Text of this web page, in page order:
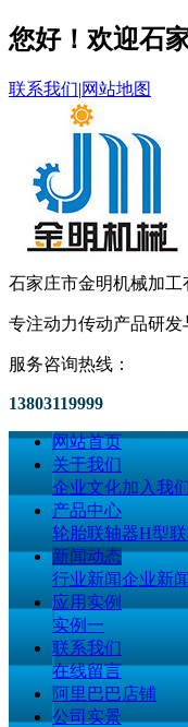
您好！欢迎石
联系我们|网站地图
石家庄市金明机械加工
专注动力传动产品研发
服务咨询热线：
13803119999
网站首页
关于我们
企业文化加入我
产品中心
轮胎联轴器H型
新闻动态
行业新闻企业新闻
应用实例
实例一
联系我们
在线留言
阿里巴巴店铺
公司实景